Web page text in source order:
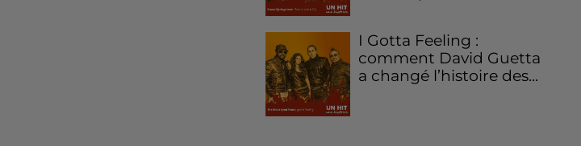
I Gotta Feeling :
comment David Guetta
a changé l’histoire des...